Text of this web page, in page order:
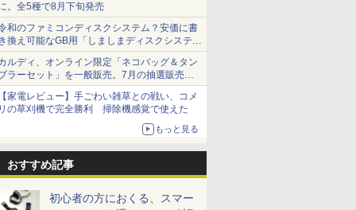
。全5種で8月下旬発売
和のファミコンディスクシステム？安価に書
換え可能なGB用「しましまディスクシステ
」
ルディ、オンライン限定「ネコバッグ＆タン
ラーセット」を一般販売。7月の抽選販売の
選無効分
家電レビュー】手ごわい雑草との戦い、コメ
の草刈機で完全勝利 掃除機感覚で使えた
もっと見る
おすすめ記事
初心者の方におくる、スマー